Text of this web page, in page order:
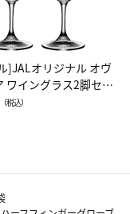
]JALオリジナル オヴ
ワイングラス2脚セッ
ワイン）
（税込）